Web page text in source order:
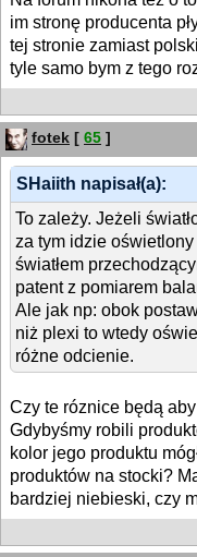
im stronę producenta
tej stronie zamiast
tyle samo bym z tego
fotek [ 65 ]
SHaiith napisał(a):
To zależy. Jeżeli
za tym idzie
światłem
patent z pomiarem
Ale jak np: obok
niż plexi to wtedy
różne odcienie.
Czy te róznice będą
Gdybyśmy robili
kolor jego produktu
produktów na stocki?
bardziej niebieski, czy